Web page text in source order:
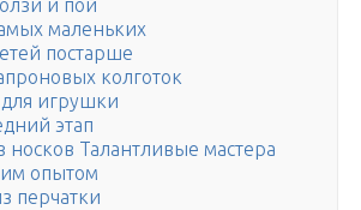
и пой
маленьких
постарше
колготок
игрушки
этап
Талантливые мастера
опытом
перчатки